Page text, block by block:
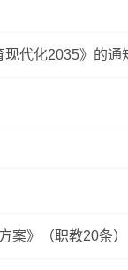
现代化2035》的通
案》（职教20条）